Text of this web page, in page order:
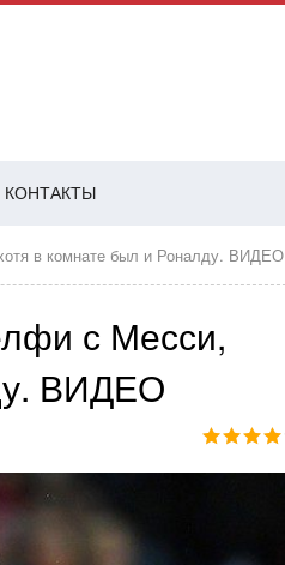
КОНТАКТЫ
АВТОРИЗАЦИЯ
в комнате был и Роналду. ВИДЕО
с Месси,
ВИДЕО